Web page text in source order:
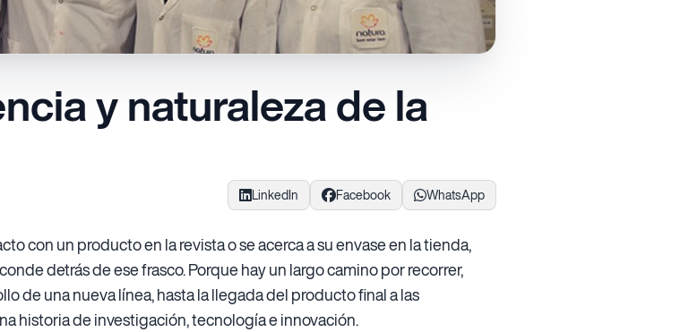
y naturaleza de la
LinkedIn Facebook WhatsApp
con un producto en la revista o se acerca a su envase en la tienda,
detrás de ese frasco. Porque hay un largo camino por recorrer,
de una nueva línea, hasta la llegada del producto final a las
historia de investigación, tecnología e innovación.